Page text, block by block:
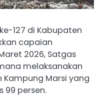
127 di Kabupaten
capaian
2026, Satgas
melaksanakan
Marsi yang
99 persen.